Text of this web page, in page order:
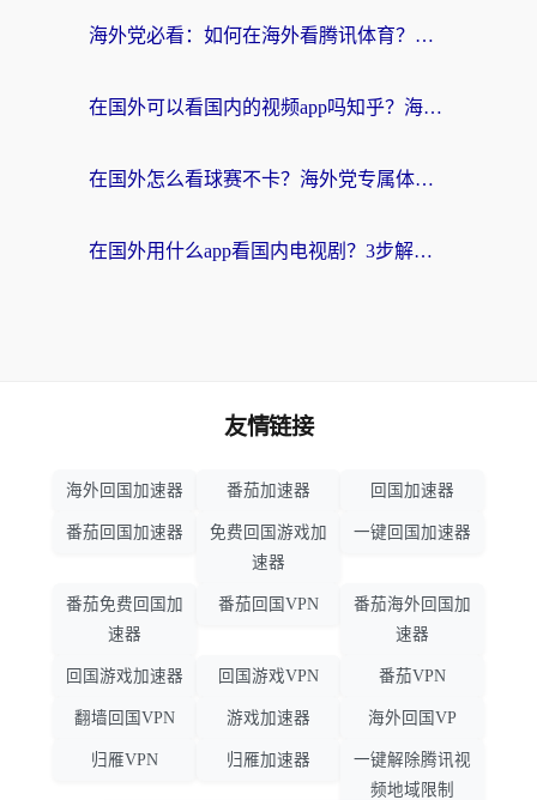
海外党必看：如何在海外看腾讯体育？解决赛事直播地区限制的终极指南
在国外可以看国内的视频app吗知乎？海外党亲测有效的追剧加速方案
在国外怎么看球赛不卡？海外党专属体育直播自由指南
在国外用什么app看国内电视剧？3步解决版权限制+卡顿难题
友情链接
海外回国加速器 番茄加速器 回国加速器
番茄回国加速器
免费回国游戏加
速器
一键回国加速器
番茄免费回国加
速器
番茄回国VPN
番茄海外回国加
速器
回国游戏加速器 回国游戏VPN 番茄VPN
翻墙回国VPN 游戏加速器 海外回国VP
归雁VPN 归雁加速器
一键解除腾讯视
频地域限制